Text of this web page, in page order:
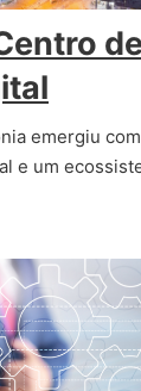
de
emergiu
e um